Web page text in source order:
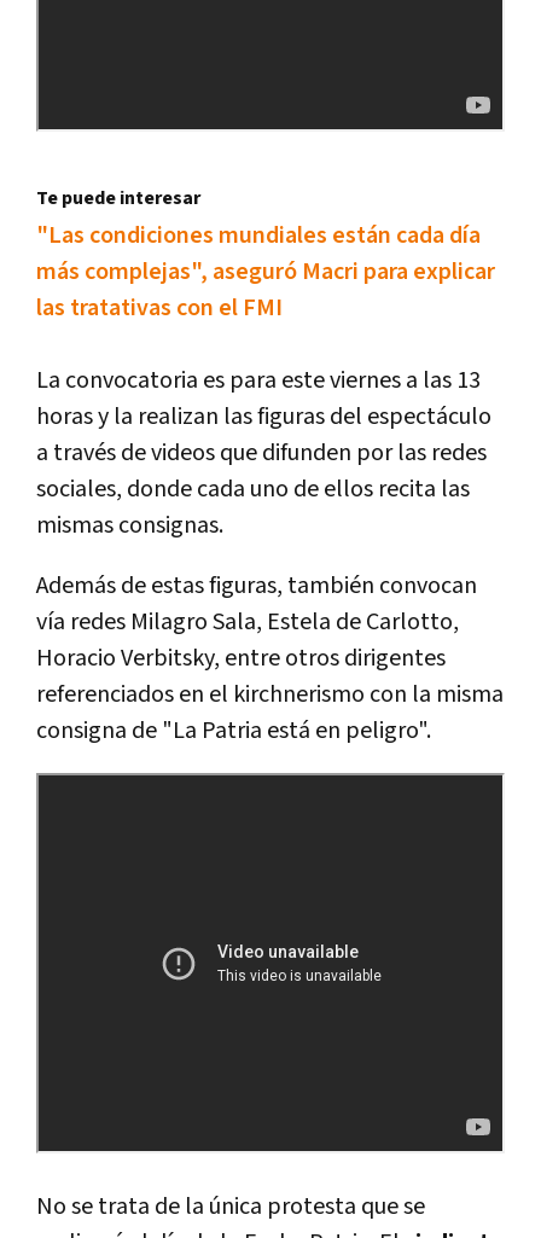
Te puede interesar
"Las condiciones mundiales están cada dí­a
más complejas", aseguró Macri para explicar
las tratativas con el FMI
La convocatoria es para este viernes a las 13
horas y la realizan las figuras del espectáculo
a través de videos que difunden por las redes
sociales, donde cada uno de ellos recita las
mismas consignas.
Además de estas figuras, también convocan
ví­a redes Milagro Sala, Estela de Carlotto,
Horacio Verbitsky, entre otros dirigentes
referenciados en el kirchnerismo con la misma
consigna de "La Patria está en peligro".
No se trata de la única protesta que se